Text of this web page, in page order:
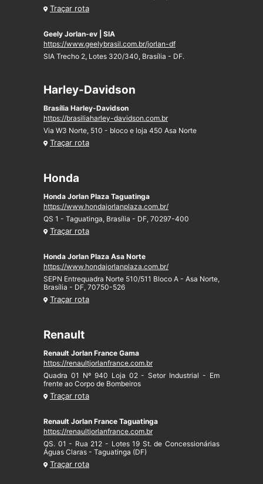
Traçar rota
Geely Jorlan-ev | SIA
https://www.geelybrasil.com.br/jorlan-df
SIA Trecho 2, Lotes 320/340, Brasília - DF.
Harley-Davidson
Brasília Harley-Davidson
https://brasiliaharley-davidson.com.br
Via W3 Norte, 510 - bloco e loja 450 Asa Norte
Traçar rota
Honda
Honda Jorlan Plaza Taguatinga
https://www.hondajorlanplaza.com.br/
QS 1 - Taguatinga, Brasília - DF, 70297-400
Traçar rota
Honda Jorlan Plaza Asa Norte
https://www.hondajorlanplaza.com.br/
SEPN Entrequadra Norte 510/511 Bloco A - Asa Norte,
Brasília - DF, 70750-526
Traçar rota
Renault
Renault Jorlan France Gama
https://renaultjorlanfrance.com.br
Quadra 01 Nº 940 Loja 02 - Setor Industrial - Em
frente ao Corpo de Bombeiros
Traçar rota
Renault Jorlan France Taguatinga
https://renaultjorlanfrance.com.br
QS. 01 - Rua 212 - Lotes 19 St. de Concessionárias
Águas Claras - Taguatinga (DF)
Traçar rota